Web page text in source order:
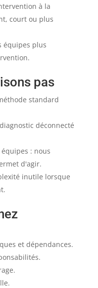
à la
court ou plus
équipes plus
pas
standard
déconnecté
: nous
d'agir.
inutile lorsque
et dépendances.